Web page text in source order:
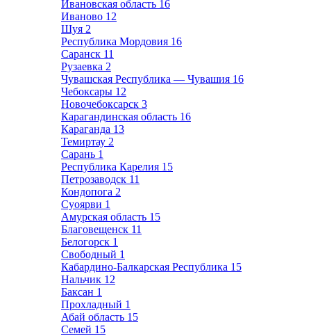
Ивановская область 16
Иваново 12
Шуя 2
Республика Мордовия 16
Саранск 11
Рузаевка 2
Чувашская Республика — Чувашия 16
Чебоксары 12
Новочебоксарск 3
Карагандинская область 16
Караганда 13
Темиртау 2
Сарань 1
Республика Карелия 15
Петрозаводск 11
Кондопога 2
Суоярви 1
Амурская область 15
Благовещенск 11
Белогорск 1
Свободный 1
Кабардино-Балкарская Республика 15
Нальчик 12
Баксан 1
Прохладный 1
Абай область 15
Семей 15